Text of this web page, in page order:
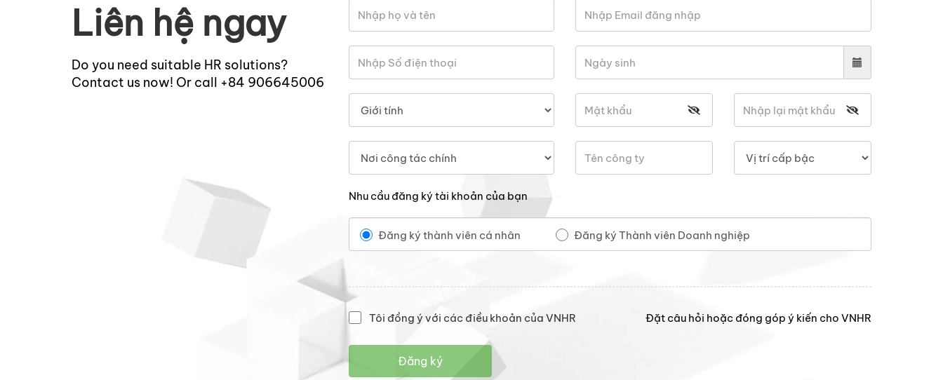
Liên hệ ngay
Do you need suitable HR solutions?
Contact us now! Or call +84 906645006
Nhu cầu đăng ký tài khoản của bạn
Đăng ký thành viên cá nhân Đăng ký Thành viên Doanh nghiệp
Tôi đồng ý với các điều khoản của VNHR Đặt câu hỏi hoặc đóng góp ý kiến cho VNHR
Đăng ký